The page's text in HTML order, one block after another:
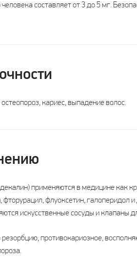
составляет от 3 до 5 мг.
кариес, выпадение волос.
применяются в медицине как
флуоксетин, галоперидол
искусственные сосуды и клапаны
противокариозное,